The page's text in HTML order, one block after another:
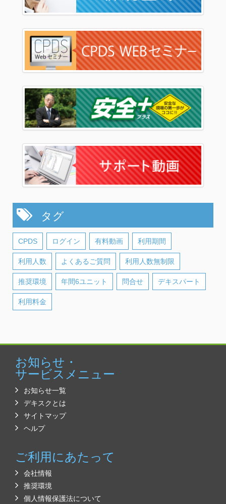
タグ
CPDS ログイン 有料動画 利用期間
利用人数 よくあるご質問 利用人数無制限
推奨環境 年間6ユニット 問合せ デキスパート
利用料金
お知らせ・
サービスメニュー
お知らせ一覧
デキスクとは
サイトマップ
ヘルプ
ご利用にあたって
会社情報
推奨環境
個人情報保護法について